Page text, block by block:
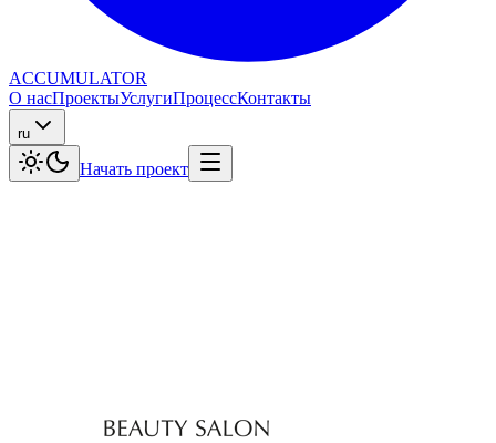
ACCUMULATOR
О насПроектыУслугиПроцессКонтакты
ru
Начать проект